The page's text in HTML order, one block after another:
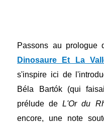
Passons au prologue
Dinosaure Et La
s'inspire ici de
Béla Bartók (qui
prélude deL'Or du
encore, une note